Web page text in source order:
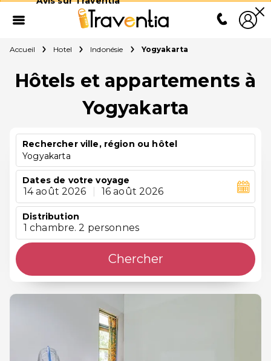
Accueil Hotel Indonésie Yogyakarta
Hôtels et appartements à
Yogyakarta
Rechercher ville, région ou hôtel
Yogyakarta
Dates de votre voyage
14 août 2026 16 août 2026
Distribution
1 chambre. 2 personnes
Chercher